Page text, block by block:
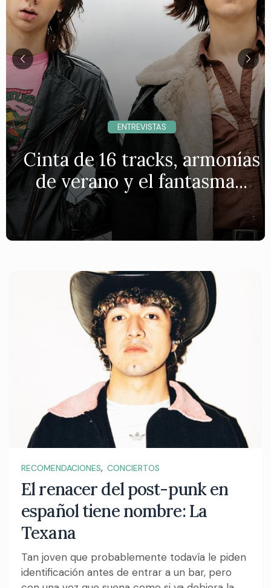
ENTREVISTAS
Cinta de 16 tracks, armonías
de verano y el fantasma...
RECOMENDACIONES, CONCIERTOS
El renacer del post-punk en
español tiene nombre: La
Texana
Tan joven que probablemente todavía le piden
identificación antes de entrar a un bar, pero